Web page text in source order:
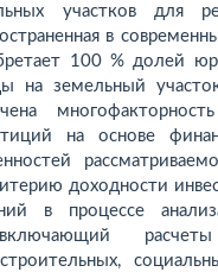
участков для
в
100 % долей
на земельный
на основе
доходности
в процессе
расчеты